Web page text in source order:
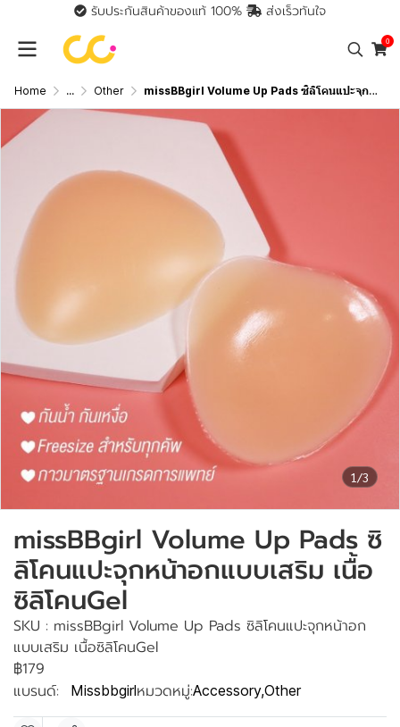
รับประกันสินค้าของแท้ 100% ส่งเร็วทันใจ
0
Home ... Other missBBgirl Volume Up Pads ซิลิโคนแปะจุกหน้าอกแบบเสริม เนื้อซิลิโคนGel
1/3
missBBgirl Volume Up Pads ซิ
ลิโคนแปะจุกหน้าอกแบบเสริม เนื้อ
ซิลิโคนGel
SKU : missBBgirl Volume Up Pads ซิลิโคนแปะจุกหน้าอก
แบบเสริม เนื้อซิลิโคนGel
฿179
แบรนด์:
Missbbgirlหมวดหมู่:Accessory,Other